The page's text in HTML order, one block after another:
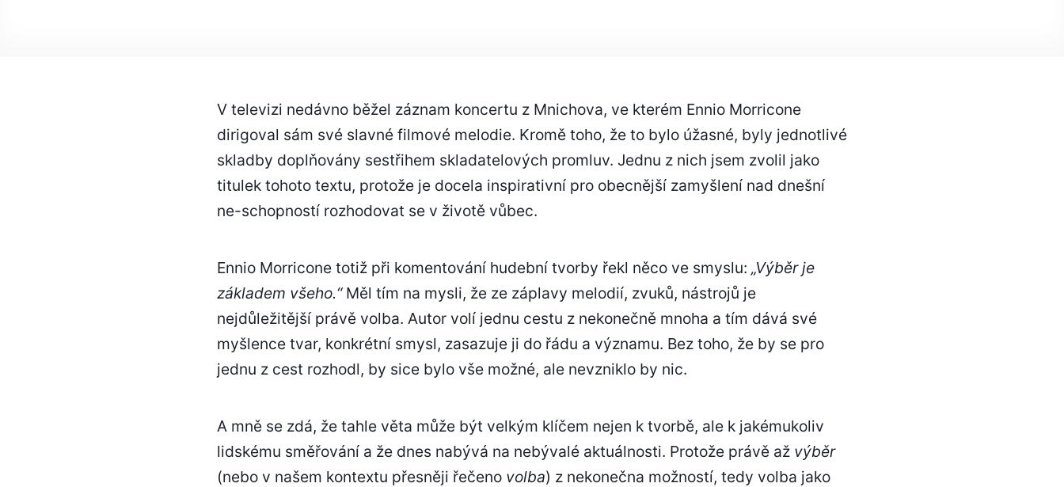
V televizi nedávno běžel záznam koncertu z Mnichova, ve kterém Ennio Morricone
dirigoval sám své slavné filmové melodie. Kromě toho, že to bylo úžasné, byly jednotlivé
skladby doplňovány sestřihem skladatelových promluv. Jednu z nich jsem zvolil jako
titulek tohoto textu, protože je docela inspirativní pro obecnější zamyšlení nad dnešní
ne-schopností rozhodovat se v životě vůbec.
Ennio Morricone totiž při komentování hudební tvorby řekl něco ve smyslu: „Výběr je
základem všeho.“Měl tím na mysli, že ze záplavy melodií, zvuků, nástrojů je
nejdůležitější právě volba. Autor volí jednu cestu z nekonečně mnoha a tím dává své
myšlence tvar, konkrétní smysl, zasazuje ji do řádu a významu. Bez toho, že by se pro
jednu z cest rozhodl, by sice bylo vše možné, ale nevzniklo by nic.
A mně se zdá, že tahle věta může být velkým klíčem nejen k tvorbě, ale k jakémukoliv
lidskému směřování a že dnes nabývá na nebývalé aktuálnosti. Protože právě až výběr
(nebo v našem kontextu přesněji řečeno volba) z nekonečna možností, tedy volba jako